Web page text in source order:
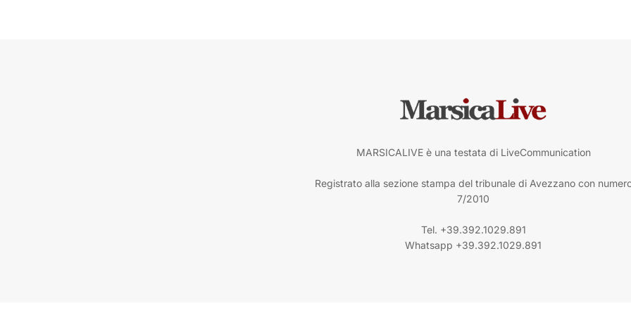
MARSICALIVE è una testata di LiveCommunication
Registrato alla sezione stampa del tribunale di Avezzano con
7/2010
Tel. +39.392.1029.891
Whatsapp +39.392.1029.891